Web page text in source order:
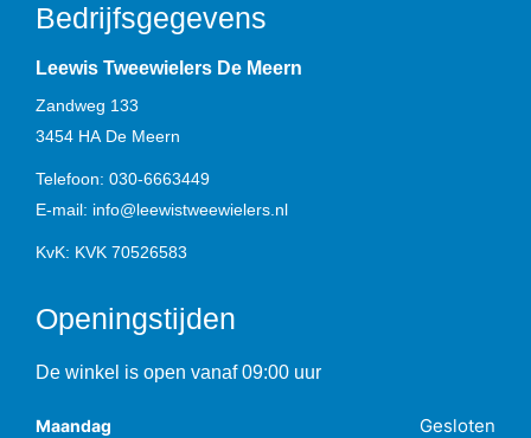
Bedrijfsgegevens
Leewis Tweewielers De Meern
Zandweg 133
3454 HA De Meern
Telefoon: 030-6663449
E-mail: info@leewistweewielers.nl
KvK: KVK 70526583
Openingstijden
De winkel is open vanaf 09:00 uur
Maandag Gesloten